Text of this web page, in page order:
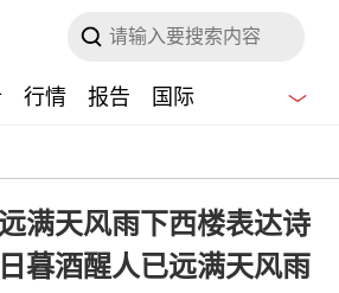
行情 报告 国际
满天风雨下西楼表达诗
暮酒醒人已远满天风雨